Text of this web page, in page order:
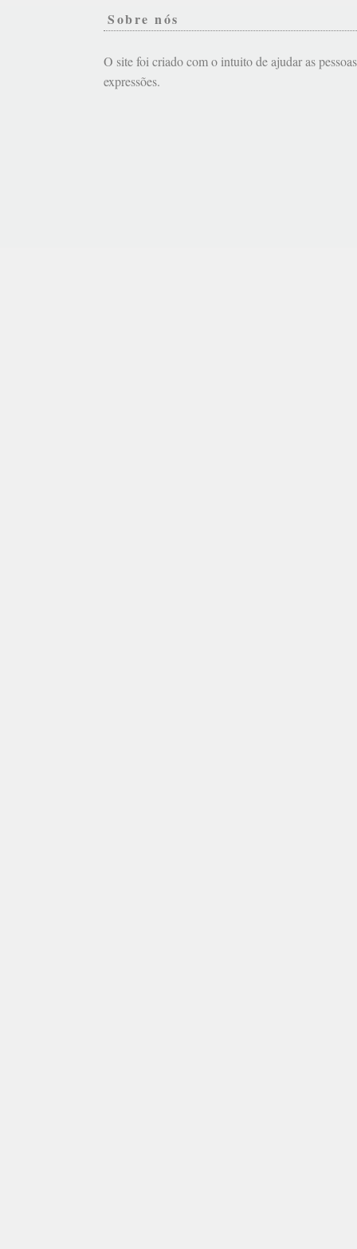
Sobre nós
O site foi criado com o intuito de ajudar as
expressões.